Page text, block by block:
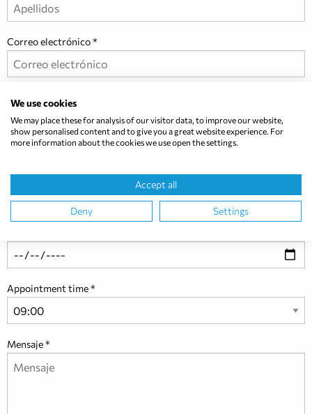
Correo electrónico
Empresa
Teléfono
Appointment time
Mensaje
We use cookies
We may place these for analysis of our visitor data, to improve our website,
show personalised content and to give you a great website experience. For
more information about the cookies we use open the settings.
Accept all
Deny Settings